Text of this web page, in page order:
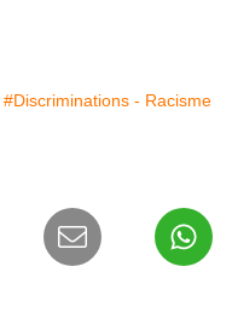
#Discriminations - Racisme